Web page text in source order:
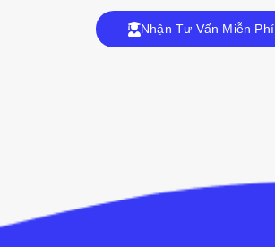
Nhận Tư Vấn Miễn Phí